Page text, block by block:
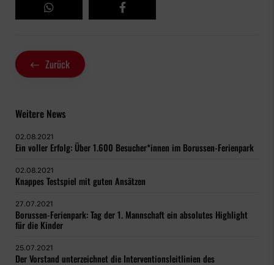
Zurück
Weitere News
02.08.2021
Ein voller Erfolg: Über 1.600 Besucher*innen im Borussen-Ferienpark
02.08.2021
Knappes Testspiel mit guten Ansätzen
27.07.2021
Borussen-Ferienpark: Tag der 1. Mannschaft ein absolutes Highlight
für die Kinder
25.07.2021
Der Vorstand unterzeichnet die Interventionsleitlinien des